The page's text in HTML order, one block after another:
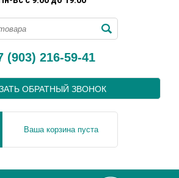
(903) 216-59-41
ОБРАТНЫЙ ЗВОНОК
Ваша корзина пуста